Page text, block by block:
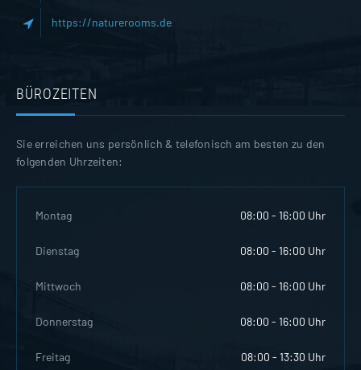
https://naturerooms.de
BÜROZEITEN
Sie erreichen uns persönlich & telefonisch am besten zu den
folgenden Uhrzeiten:
Montag 08:00 - 16:00 Uhr
Dienstag 08:00 - 16:00 Uhr
Mittwoch 08:00 - 16:00 Uhr
Donnerstag 08:00 - 16:00 Uhr
Freitag 08:00 - 13:30 Uhr